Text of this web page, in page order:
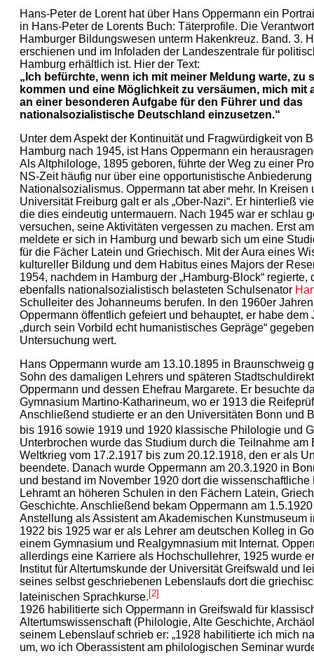
Hans-Peter de Lorent hat über Hans Oppermann ein
in Hans-Peter de Lorents Buch: Täterprofile. Die
Hamburger Bildungswesen unterm Hakenkreuz. Band. 3.
erschienen und im Infoladen der Landeszentrale für
Hamburg erhältlich ist. Hier der Text:
„Ich befürchte, wenn ich mit meiner Meldung warte, zu
kommen und eine Möglichkeit zu versäumen, mich mit
an einer besonderen Aufgabe für den Führer und das
nationalsozialistische Deutschland einzusetzen.“
Unter dem Aspekt der Kontinuität und Fragwürdigkeit von
Hamburg nach 1945, ist Hans Oppermann ein
Als Altphilologe, 1895 geboren, führte der Weg zu einer
NS-Zeit häufig nur über eine opportunistische
Nationalsozialismus. Oppermann tat aber mehr. In Kreisen
Universität Freiburg galt er als „Ober-Nazi“. Er hinterließ
die dies eindeutig untermauern. Nach 1945 war er schlau
versuchen, seine Aktivitäten vergessen zu machen. Erst
meldete er sich in Hamburg und bewarb sich um eine
für die Fächer Latein und Griechisch. Mit der Aura eines
kultureller Bildung und dem Habitus eines Majors der
1954, nachdem in Hamburg der „Hamburg-Block“ regierte,
ebenfalls nationalsozialistisch belasteten Schulsenator
Schulleiter des Johanneums berufen. In den 1960er
Oppermann öffentlich gefeiert und behauptet, er habe dem
„durch sein Vorbild echt humanistisches Gepräge“
Untersuchung wert.
Hans Oppermann wurde am 13.10.1895 in Braunschweig
Sohn des damaligen Lehrers und späteren
Oppermann und dessen Ehefrau Margarete. Er besuchte
Gymnasium Martino-Katharineum, wo er 1913 die
Anschließend studierte er an den Universitäten Bonn und
bis 1916 sowie 1919 und 1920 klassische Philologie und
Unterbrochen wurde das Studium durch die Teilnahme am
Weltkrieg vom 17.2.1917 bis zum 20.12.1918, den er als
beendete. Danach wurde Oppermann am 20.3.1920 in
und bestand im November 1920 dort die wissenschaftliche
Lehramt an höheren Schulen in den Fächern Latein,
Geschichte. Anschließend bekam Oppermann am
Anstellung als Assistent am Akademischen Kunstmuseum
1922 bis 1925 war er als Lehrer am deutschen Kolleg in
einem Gymnasium und Realgymnasium mit Internat.
allerdings eine Karriere als Hochschullehrer, 1925 wurde
Institut für Altertumskunde der Universität Greifswald und
seines selbst geschriebenen Lebenslaufs dort die
lateinischen Sprachkurse. [2]
1926 habilitierte sich Oppermann in Greifswald für
Altertumswissenschaft (Philologie, Alte Geschichte,
seinem Lebenslauf schrieb er: „1928 habilitierte ich mich
um, wo ich Oberassistent am philologischen Seminar